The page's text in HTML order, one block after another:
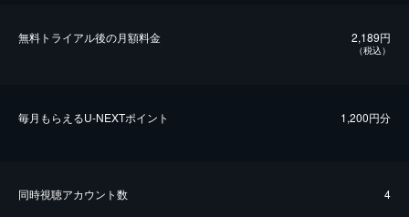
無料トライアル後の⽉額料金 2,189円
（税込）
毎⽉もらえるU-NEXTポイント 1,200円分
同時視聴アカウント数 4